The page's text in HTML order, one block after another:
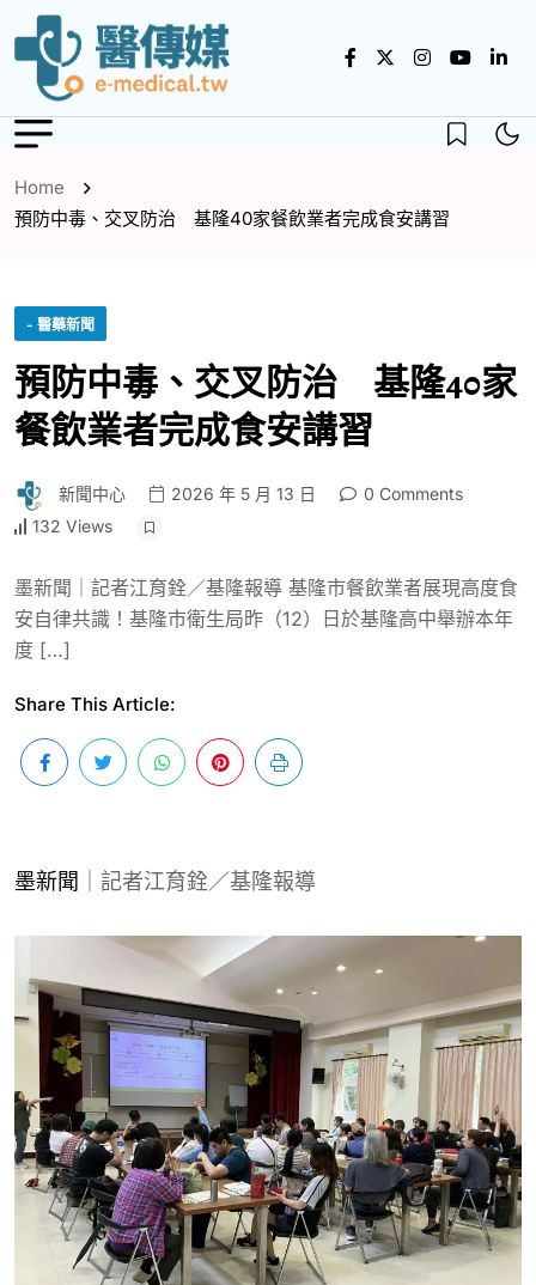
Home
預防中毒、交叉防治 基隆40家餐飲業者完成食安講習
- 醫藥新聞
預防中毒、交叉防治 基隆40家
餐飲業者完成食安講習
新聞中心 2026 年 5 月 13 日
0 Comments
132 Views
墨新聞｜記者江育銓／基隆報導 基隆市餐飲業者展現高度食
安自律共識！基隆市衛生局昨（12）日於基隆高中舉辦本年
度 […]
Share This Article:
墨新聞 ｜記者江育銓／基隆報導